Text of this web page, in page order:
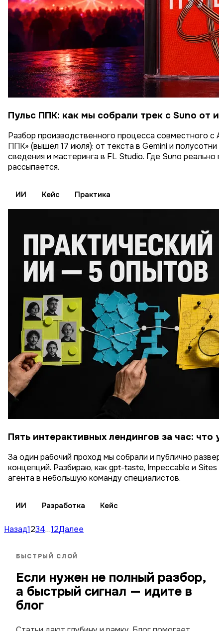
Пульс ППК: как мы собрали трек с Suno от
Разбор производственного процесса совместного с
ППК» (вышел 17 июля): от текста в Gemini и полусотни
сведения и мастеринга в FL Studio. Где Suno реально
рассыпается.
ИИ Кейс Практика
Пять интерактивных лендингов за час: что
За один рабочий проход мы собрали и публично
концепций. Разбираю, как gpt-taste, Impeccable и Sites
агента в небольшую команду специалистов.
ИИ Разработка Кейс
Назад1234…12Далее
БЫСТРЫЙ СЛОЙ
Если нужен не полный разбор,
а быстрый сигнал — идите в
блог